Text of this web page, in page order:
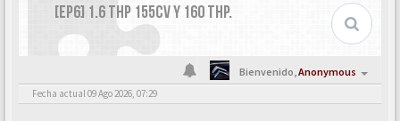
[EP6] 1.6 THP 155CV Y 160 THP.
Bienvenido,Anonymous
Fecha actual 09 Ago 2026, 07:29